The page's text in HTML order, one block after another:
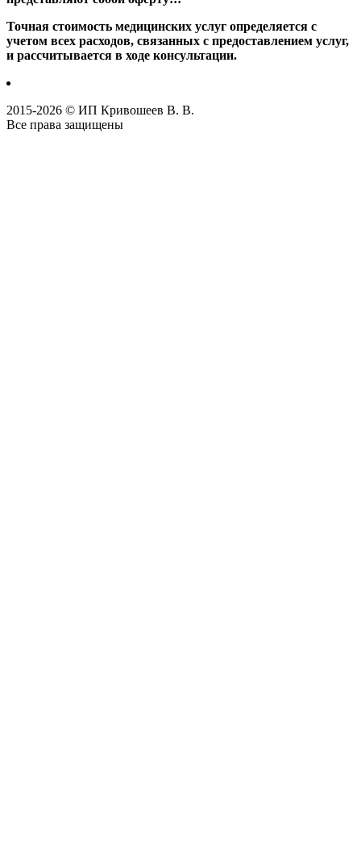
Точная стоимость медицинских услуг определяется с
учетом всех расходов, связанных с предоставлением услуг,
и рассчитывается в ходе консультации.
2015-2026 © ИП Кривошеев В. В.
Все права защищены